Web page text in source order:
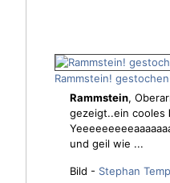
Rammstein!
Rammstein,
gezeigt..ein cooles
und geil wie ...
Bild - Stephan